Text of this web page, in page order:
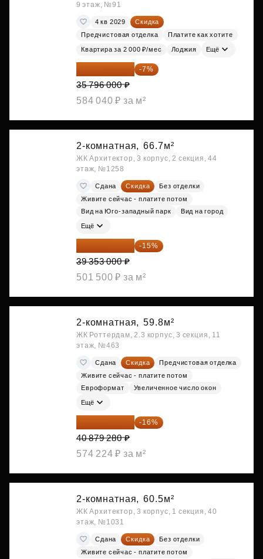
9 этаж, №91
4 кв 2029
Скидка
Предчистовая отделка
Платите как хотите
Квартира за 2 000 ₽/мес Лоджия Ещё
33 290 280 ₽ -7%
35 796 000 ₽
584 040 ₽ за м²
2-комнатная, 66.7м²
ЖК Архитектор, 3 корпус, 2 секция, 44
этаж, №1258
Сдана Скидка
Без отделки
Живите сейчас - платите потом
Вид на Юго-западный парк
Вид на город
Ещё
33 450 050 ₽ -15%
39 353 000 ₽
501 500 ₽ за м²
2-комнатная, 59.8м²
ЖК Роттердам, 2.3 корпус, 3 секция, 11
этаж, №463
Сдана Скидка
Предчистовая отделка
Живите сейчас - платите потом
Евроформат
Увеличенное число окон
Ещё
34 338 595 ₽ -16%
40 879 280 ₽
574 224 ₽ за м²
2-комнатная, 60.5м²
ЖК Архитектор, 3 корпус, 1 секция, 40
этаж, №1031
Сдана Скидка
Без отделки
Живите сейчас - платите потом